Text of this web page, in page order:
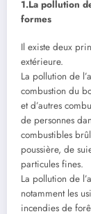
1.La pollution
formes
Il existe deux
extérieure.
La pollution de
combustion du
et d’autres
de personnes
combustibles
poussière, de
particules fines.
La pollution de
notamment les
incendies de